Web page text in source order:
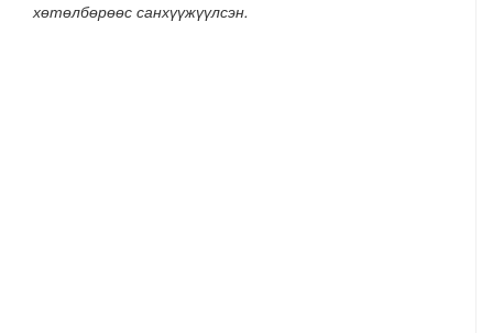
хөтөлбөрөөс санхүүжүүлсэн.